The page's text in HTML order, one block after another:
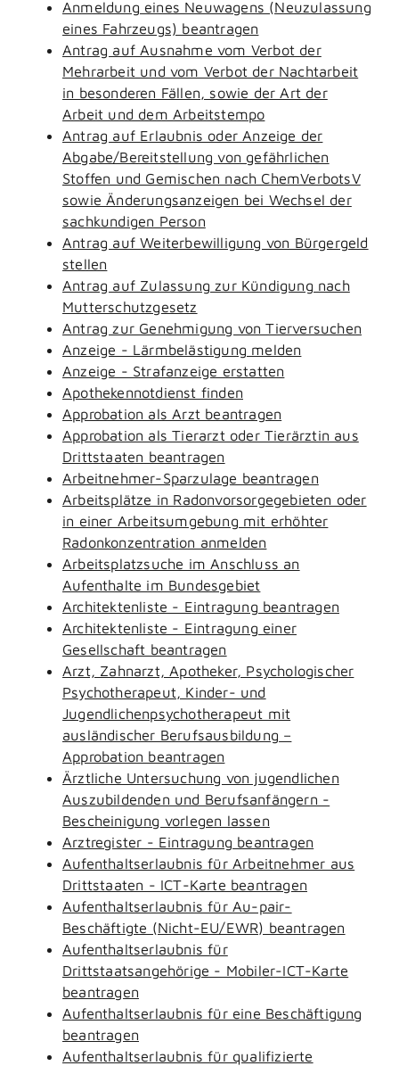
Anmeldung eines Neuwagens (Neuzulassung
eines Fahrzeugs) beantragen
Antrag auf Ausnahme vom Verbot der
Mehrarbeit und vom Verbot der Nachtarbeit
in besonderen Fällen, sowie der Art der
Arbeit und dem Arbeitstempo
Antrag auf Erlaubnis oder Anzeige der
Abgabe/Bereitstellung von gefährlichen
Stoffen und Gemischen nach ChemVerbotsV
sowie Änderungsanzeigen bei Wechsel der
sachkundigen Person
Antrag auf Weiterbewilligung von Bürgergeld
stellen
Antrag auf Zulassung zur Kündigung nach
Mutterschutzgesetz
Antrag zur Genehmigung von Tierversuchen
Anzeige - Lärmbelästigung melden
Anzeige - Strafanzeige erstatten
Apothekennotdienst finden
Approbation als Arzt beantragen
Approbation als Tierarzt oder Tierärztin aus
Drittstaaten beantragen
Arbeitnehmer-Sparzulage beantragen
Arbeitsplätze in Radonvorsorgegebieten oder
in einer Arbeitsumgebung mit erhöhter
Radonkonzentration anmelden
Arbeitsplatzsuche im Anschluss an
Aufenthalte im Bundesgebiet
Architektenliste - Eintragung beantragen
Architektenliste - Eintragung einer
Gesellschaft beantragen
Arzt, Zahnarzt, Apotheker, Psychologischer
Psychotherapeut, Kinder- und
Jugendlichenpsychotherapeut mit
ausländischer Berufsausbildung –
Approbation beantragen
Ärztliche Untersuchung von jugendlichen
Auszubildenden und Berufsanfängern -
Bescheinigung vorlegen lassen
Arztregister - Eintragung beantragen
Aufenthaltserlaubnis für Arbeitnehmer aus
Drittstaaten - ICT-Karte beantragen
Aufenthaltserlaubnis für Au-pair-
Beschäftigte (Nicht-EU/EWR) beantragen
Aufenthaltserlaubnis für
Drittstaatsangehörige - Mobiler-ICT-Karte
beantragen
Aufenthaltserlaubnis für eine Beschäftigung
beantragen
Aufenthaltserlaubnis für qualifizierte